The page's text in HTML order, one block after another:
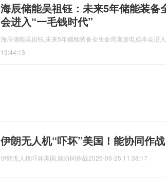
海辰储能吴祖钰：未来5年储能装备
会进入“一毛钱时代”
海辰储能吴祖钰,未来5年储能装备全生命周期度电成本会进
13:44:13
伊朗无人机“吓坏”美国！能协同作
伊朗无人机吓坏美国,能协同作战2026-06-25 11:38:17